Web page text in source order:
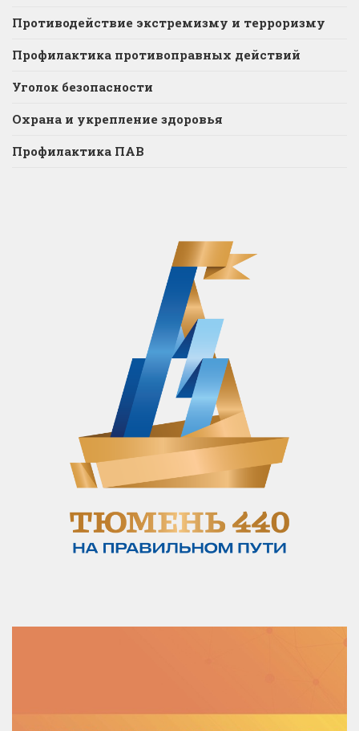
Противодействие экстремизму и терроризму
Профилактика противоправных действий
Уголок безопасности
Охрана и укрепление здоровья
Профилактика ПАВ